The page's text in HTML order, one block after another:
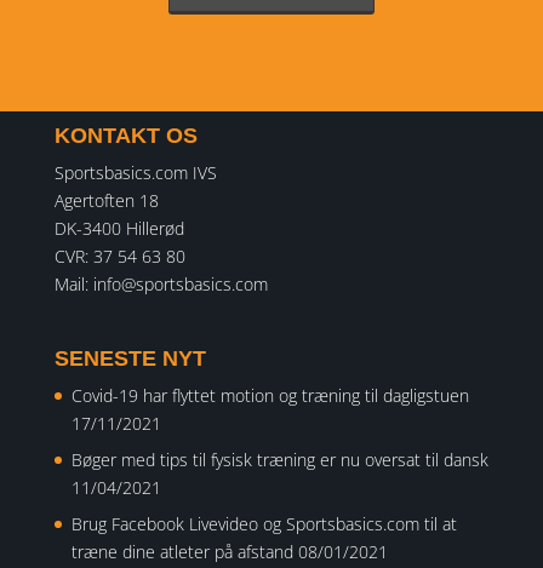
KONTAKT OS
Sportsbasics.com IVS
Agertoften 18
DK-3400 Hillerød
CVR: 37 54 63 80
Mail: info@sportsbasics.com
SENESTE NYT
Covid-19 har flyttet motion og træning til dagligstuen
17/11/2021
Bøger med tips til fysisk træning er nu oversat til dansk
11/04/2021
Brug Facebook Livevideo og Sportsbasics.com til at
træne dine atleter på afstand 08/01/2021